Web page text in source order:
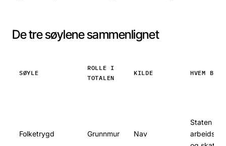
De tre søylene sammenlignet
SØYLE
ROLLE I
TOTALEN
KILDE HVEM
Folketrygd Grunnmur Nav
Staten (via